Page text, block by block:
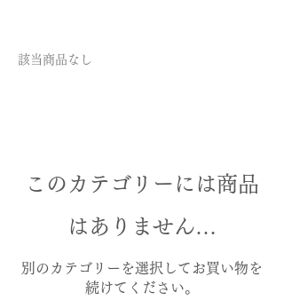
該当商品なし
このカテゴリーには商品
はありません…
別のカテゴリーを選択してお買い物を
続けてください。